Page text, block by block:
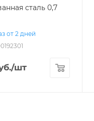
сталь 0,7
от 2 дней
/шт